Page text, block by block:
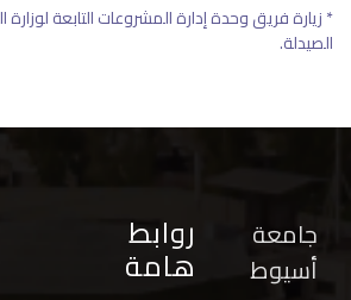
* زيارة فريق وحدة إدارة المشروعات التابعة لوزارة
الصيدلة.
جامعة
أسيوط
روابط
هامة